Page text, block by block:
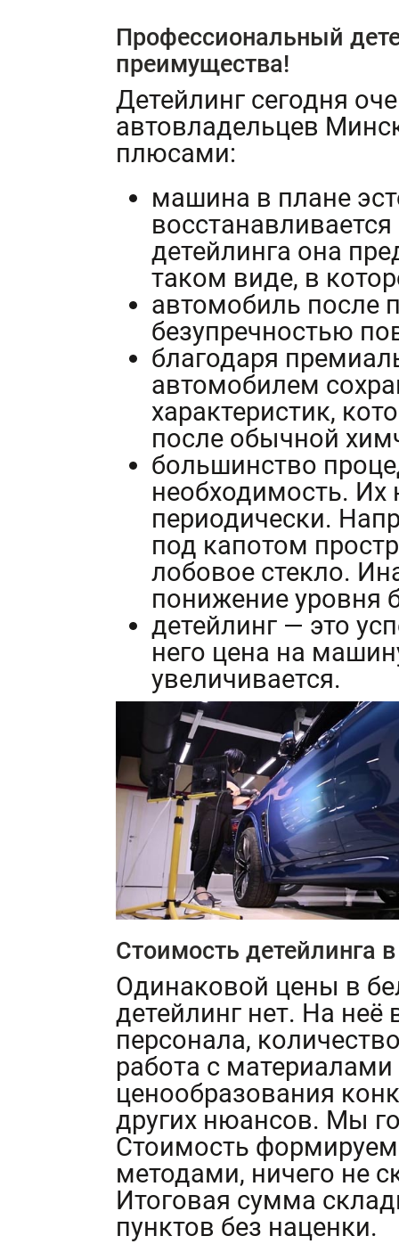
Профессиональный
преимущества!
Детейлинг сегодня
автовладельцев
плюсами:
машина в плане
детейлинга она
таком виде, в
автомобиль после
безупречностью
благодаря
автомобилем
характеристик,
после обычной
большинство
необходимость. Их
периодически.
под капотом
лобовое стекло.
понижение уровня
детейлинг — это
него цена на
увеличивается.
Стоимость детейлинга
Одинаковой цены в
детейлинг нет. На
персонала,
работа с
ценообразования
других нюансов. Мы
Стоимость
методами, ничего не
Итоговая сумма
пунктов без наценки.